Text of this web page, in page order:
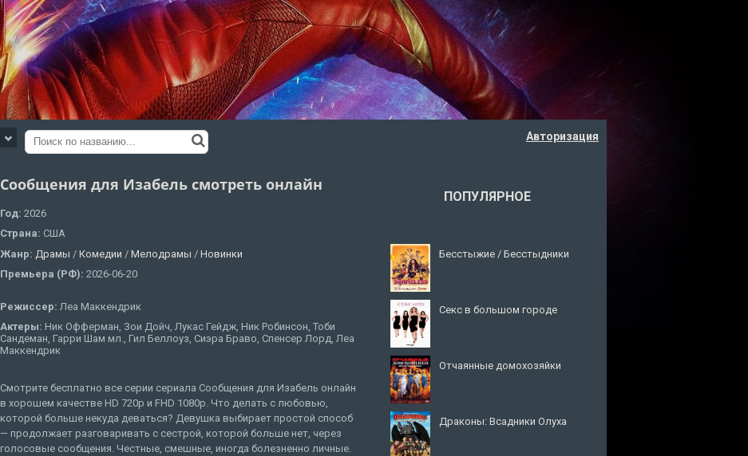
Авторизация
Сообщения для Изабель смотреть онлайн
Год: 2026
Страна: США
Жанр: Драмы / Комедии / Мелодрамы / Новинки
Премьера (РФ): 2026-06-20
Режиссер: Леа Маккендрик
Актеры: Ник Офферман, Зои Дойч, Лукас Гейдж, Ник Робинсон, Тоби
Сандеман, Гарри Шам мл., Гил Беллоуз, Сиэра Браво, Спенсер Лорд, Леа
Маккендрик
Смотрите бесплатно все серии сериала Сообщения для Изабель онлайн
в хорошем качестве HD 720p и FHD 1080p. Что делать с любовью,
которой больше некуда деваться? Девушка выбирает простой способ
— продолжает разговаривать с сестрой, которой больше нет, через
голосовые сообщения. Честные, смешные, иногда болезненно личные.
ПОПУЛЯРНОЕ
Бесстыжие / Бесстыдники
Секс в большом городе
Отчаянные домохозяйки
Драконы: Всадники Олуха